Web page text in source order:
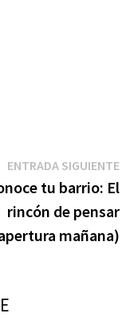
ENTRADA SIGUIENTE
tu barrio: El
rincón de pensar
mañana)